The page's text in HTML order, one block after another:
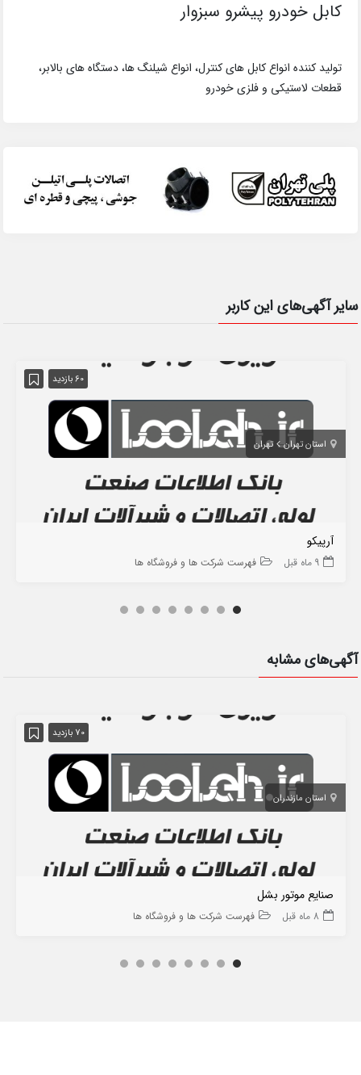
کابل خودرو پیشرو سبزوار
تولید کننده انواع کابل های کنترل، انواع شیلنگ ها، دستگاه های بالابر،
قطعات لاستیکی و فلزی خودرو
سایر آگهی‌های این کاربر
60 بازدید
استان تهران تهران
آرپیکو
9 ماه قبل فهرست شرکت ها و فروشگاه ها
آگهی‌های مشابه
70 بازدید
استان مازندران
صنایع موتور بشل
8 ماه قبل فهرست شرکت ها و فروشگاه ها